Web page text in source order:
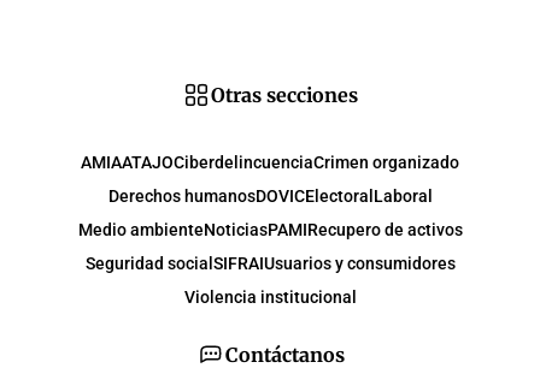
Contáctanos
Otras secciones
AMIAATAJOCiberdelincuenciaCrimen organizado
Derechos humanosDOVICElectoral Laboral
Medio ambienteNoticiasPAMIRecupero de activos
Seguridad social SIFRAIUsuarios y consumidores
Violencia institucional